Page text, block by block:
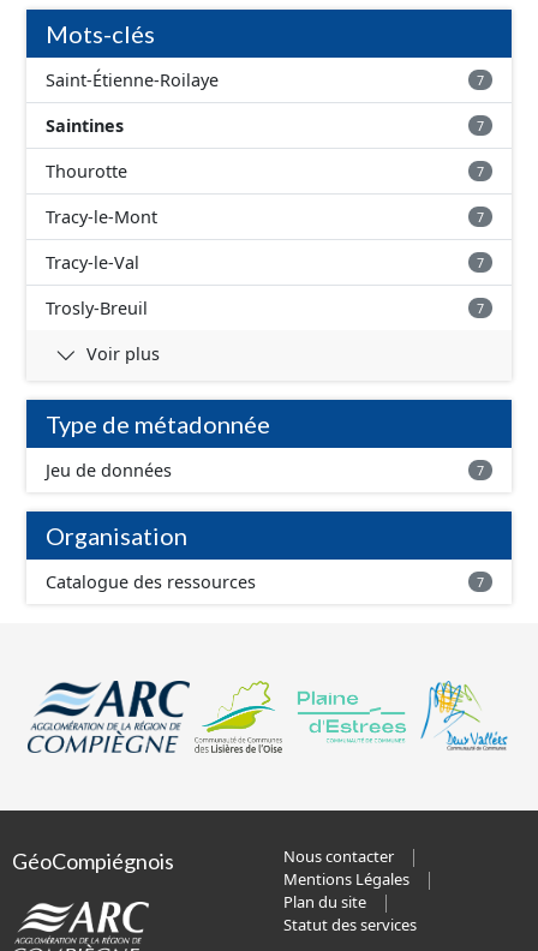
Mots-clés
Saint-Étienne-Roilaye 7
Saintines 7
Thourotte 7
Tracy-le-Mont 7
Tracy-le-Val 7
Trosly-Breuil 7
Voir plus
Type de métadonnée
Jeu de données 7
Organisation
Catalogue des ressources 7
GéoCompiégnois
Nous contacter
Mentions Légales
Plan du site
Statut des services